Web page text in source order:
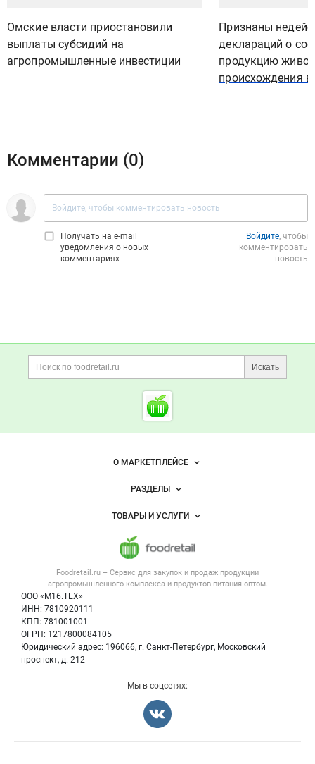
Омские власти приостановили
выплаты субсидий на
агропромышленные инвестиции
Признаны
деклараций о
продукцию
происхождения
Комментарии (0)
Получать на e‑mail
уведомления о новых
комментариях
Войдите, чтобы
комментировать
новость
Дополнительная информация
Поиск по сайту и
Искать
Cсылки на полезные
Foodretail.ru
— продукты
Важные разделы и контакты
Foodretail.ru – Сервис для закупок и продаж продукции
агропромышленного комплекса и продуктов питания оптом.
ООО «М16.ТЕХ»
ИНН: 7810920111
КПП: 781001001
ОГРН: 1217800084105
Юридический адрес: 196066, г. Санкт-Петербург, Московский
проспект, д. 212
Навигация по сайтуО МАРКЕТПЛЕЙСЕ
Новости Foodretail.ru
Размещение рекламы
Публичная оферта
Контактная информация
Политика обработки персональных данных
РАЗДЕЛЫ
Объявления
Новости рынка
Вакансии
ТОВАРЫ И УСЛУГИ
Напитки, соки, вода
Оборудование для пищепрома
Информация о компаниях
Мы в соцсетях: